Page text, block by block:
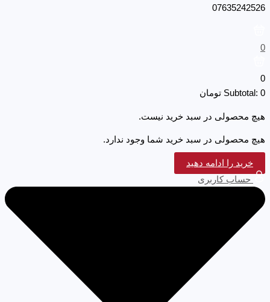
07635242526
0
0
Subtotal: 0 تومان
هیچ محصولی در سبد خرید نیست.
هیچ محصولی در سبد خرید شما وجود ندارد.
خرید را ادامه دهید
حساب کاربری